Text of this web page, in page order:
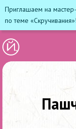
Приглашаем на
по теме «Скручивания»!